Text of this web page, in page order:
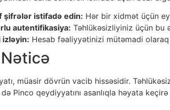
şifrələr istifadə edin: Hər bir xidmət üçün
autentifikasiya: Təhlükəsizliyiniz üçün bu
izləyin: Hesab fəaliyyətinizi mütəmadi olaraq
müasir dövrün vacib hissəsidir.
Pinco qeydiyyatını asanlıqla həyata